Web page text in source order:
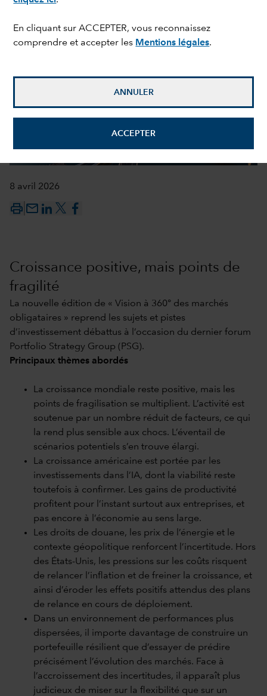
En cliquant sur ACCEPTER, vous reconnaissez
comprendre et accepter les Mentions légales.
ANNULER
ACCEPTER
8 avril 2026
mail_outline
Croissance positive, mais points de
fragilité
La nouvelle édition de « Vision à 360° des marchés
obligataires » reprend les sujets et pistes
d’investissement débattus à l’occasion du dernier forum
Portfolio Strategy Group (PSG).
Principaux thèmes abordés
La croissance mondiale reste positive, mais les
points de fragilisation se multiplient. L’activité est
soutenue par un nombre réduit de facteurs, ce qui
la rend plus sensible aux chocs. L’éventail de
scénarios potentiels s’en trouve élargi.
La croissance américaine est portée par les
investissements dans l’IA, dont la viabilité reste
toutefois à confirmer. Les gains de productivité
profitent pour l’instant surtout aux entreprises, et
pas encore à l’économie au sens large.
Les droits de douane, les prix de l’énergie et le
contexte géopolitique renforcent l’incertitude. Hors
des États-Unis, les pressions sur les coûts risquent
de relancer l’inflation et de freiner la croissance, et
ainsi d’éroder les effets positifs attendus des plans
de relance en cours de déploiement.
Dans un environnement de performances plus
dispersées, il importe davantage de construire un
portefeuille résilient que d’essayer de prédire
précisément l’évolution des marchés. Face à
l’accroissement des incertitudes, il apparaît plus
judicieux de miser sur la flexibilité que sur un